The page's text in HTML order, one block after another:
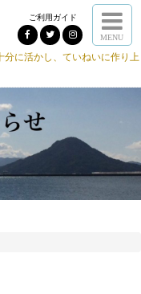
ご利用ガイド
MENU
に活かし、ていねいに作り上